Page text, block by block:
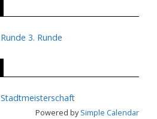
Runde 3. Runde
Stadtmeisterschaft
Powered bySimple Calendar